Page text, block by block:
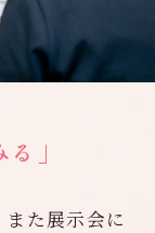
」
た展示会に